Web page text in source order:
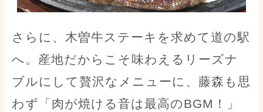
さらに、木曽牛ステーキを求めて道の駅
へ。産地だからこそ味わえるリーズナ
ブルにして贅沢なメニューに、藤森も思
わず「肉が焼ける音は最高のBGM！」